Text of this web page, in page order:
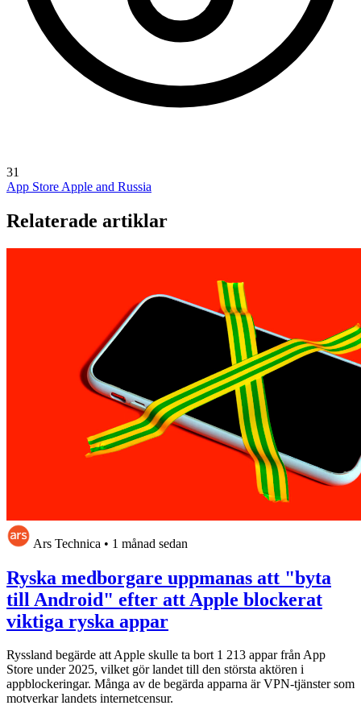
31
App Store Apple and Russia
Relaterade artiklar
Ars Technica • 1 månad sedan
Ryska medborgare uppmanas att "byta
till Android" efter att Apple blockerat
viktiga ryska appar
Ryssland begärde att Apple skulle ta bort 1 213 appar från App
Store under 2025, vilket gör landet till den största aktören i
appblockeringar. Många av de begärda apparna är VPN-tjänster som
motverkar landets internetcensur.